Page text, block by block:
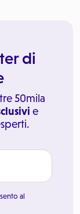
di
50mila
e
al